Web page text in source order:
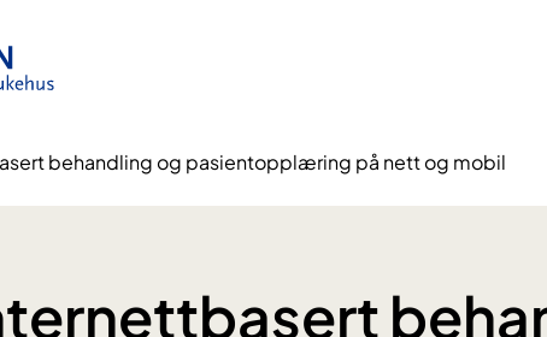
behandling og pasientopplæring på nett og mobil